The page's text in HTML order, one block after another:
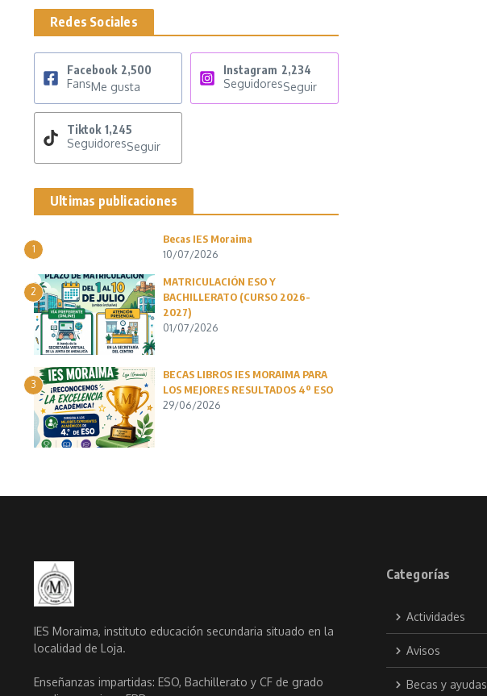
Redes Sociales
Facebook 2,500
FansMe gusta
Instagram 2,234
SeguidoresSeguir
Tiktok 1,245
SeguidoresSeguir
Ultimas publicaciones
1
Becas IES Moraima
10/07/2026
2
MATRICULACIÓN ESO Y
BACHILLERATO (CURSO 2026-
2027)
01/07/2026
3
BECAS LIBROS IES MORAIMA PARA
LOS MEJORES RESULTADOS 4º ESO
29/06/2026
IES Moraima, instituto educación secundaria situado en la
localidad de Loja.
Enseñanzas impartidas: ESO, Bachillerato y CF de grado
Categorías
Actividades
Avisos
Becas y ayudas